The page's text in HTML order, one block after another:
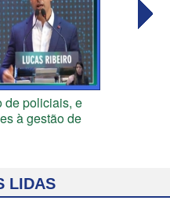
de policiais, e
à gestão de
LIDAS